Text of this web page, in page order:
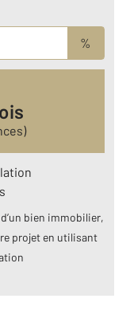
%
bien immobilier,
projet en utilisant